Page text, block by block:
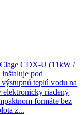
CDX-U (11kW /
pod
teplú vodu na
elektronicky riadený
formáte bez
z...